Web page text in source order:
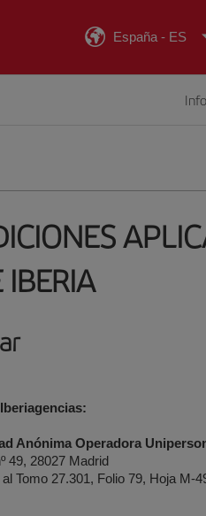
España - ES
IBERIA
Anónima Operadora
49, 28027 Madrid
Tomo 27.301, Folio 79, Hoja M-